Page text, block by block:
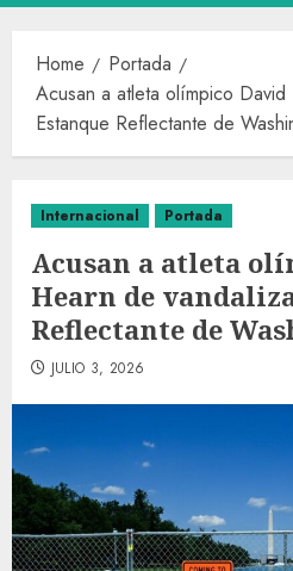
Home
Portada
Acusan a atleta olímpico
Estanque Reflectante de
Internacional Portada
Acusan a atleta
Hearn de
Reflectante de
JULIO 3, 2026